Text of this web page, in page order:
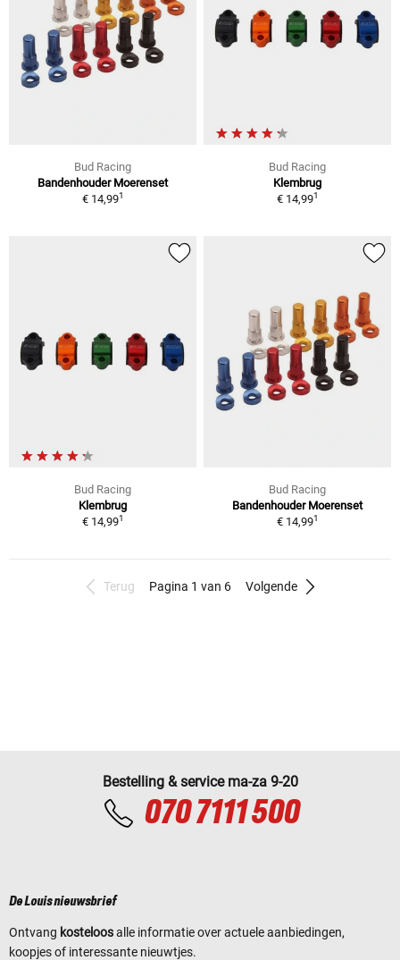
Bud Racing
Bandenhouder Moerenset
€ 14,991
Bud Racing
Klembrug
€ 14,991
Bud Racing
Klembrug
€ 14,991
Bud Racing
Bandenhouder Moerenset
€ 14,991
Terug Pagina 1 van 6 Volgende
Bestelling & service ma-za 9-20
070 7111 500
De Louis nieuwsbrief
Ontvang kosteloosalle informatie over actuele aanbiedingen,
koopjes of interessante nieuwtjes.